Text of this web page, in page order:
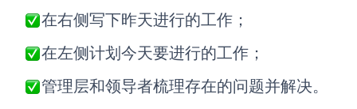
AI生成流程图
AI生成用户旅程图
AI生成5Why分析
在右侧写下昨天进行的工作；
在左侧计划今天要进行的工作；
管理层和领导者梳理存在的问题并解决。